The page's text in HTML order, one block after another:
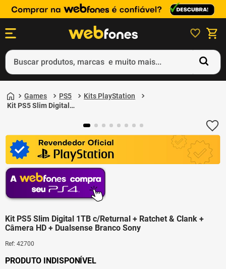
Buscar produtos, marcas e muito mais...
Games PS5
Kits PlayStation
Kit PS5 Slim Digital
Dualsense Branco Sony
Kit PS5 Slim Digital 1TB c/Returnal + Ratchet & Clank +
Câmera HD + Dualsense Branco Sony
Ref: 42700
1º
ps5
3º
smartphone
4º
ps4
5º notebook